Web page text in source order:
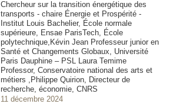
Chercheur sur la transition énergétique des
transports - chaire Énergie et Prospérité -
Institut Louis Bachelier, École normale
supérieure, Ensae ParisTech, École
polytechnique,Kévin Jean Professeur junior en
Santé et Changements Globaux, Université
Paris Dauphine – PSL Laura Temime
Professor, Conservatoire national des arts et
métiers ,Philippe Quirion, Directeur de
recherche, économie, CNRS
11 décembre 2024